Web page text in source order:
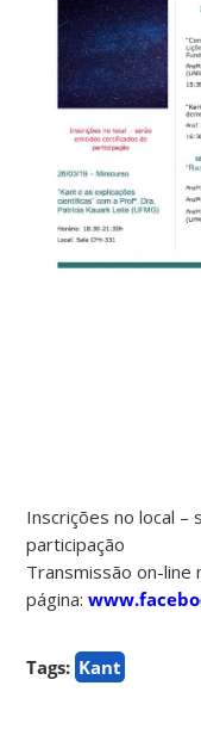
Inscrições no local
participação
Transmissão on-line
página:
Tags: Kant